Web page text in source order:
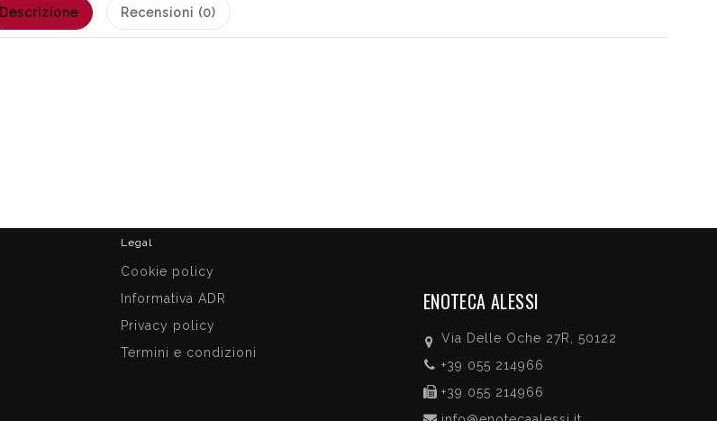
Descrizione Recensioni (0)
Legal
Cookie policy
Informativa ADR
Privacy policy
Termini e condizioni
ENOTECA ALESSI
Via Delle Oche 27R, 50122
+39 055 214966
+39 055 214966